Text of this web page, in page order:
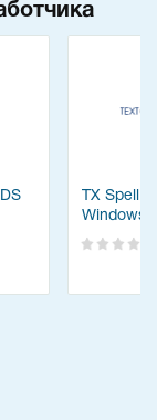
TX Spell
Windows